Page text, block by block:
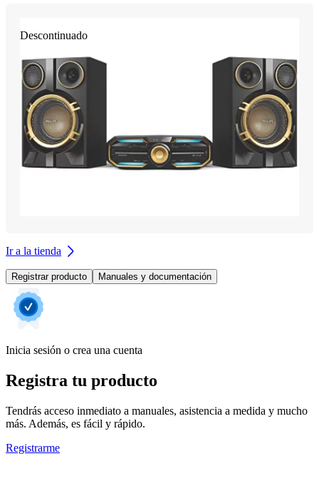
Descontinuado
Ir a la tienda
Registrar producto Manuales y documentación
Inicia sesión o crea una cuenta
Registra tu producto
Tendrás acceso inmediato a manuales, asistencia a medida y mucho
más. Además, es fácil y rápido.
Registrarme